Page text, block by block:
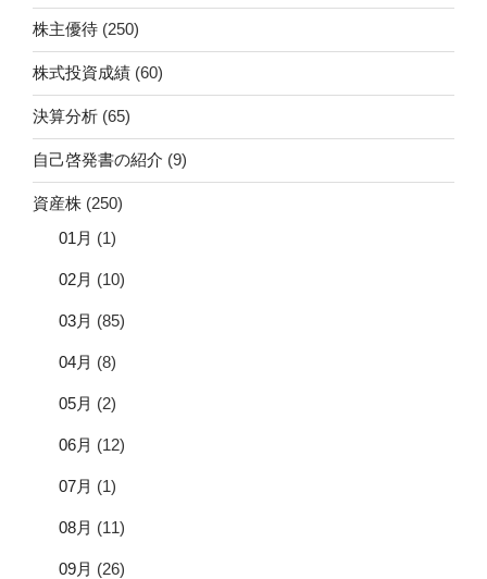
株主優待 (250)
株式投資成績 (60)
決算分析 (65)
自己啓発書の紹介 (9)
資産株 (250)
01月 (1)
02月 (10)
03月 (85)
04月 (8)
05月 (2)
06月 (12)
07月 (1)
08月 (11)
09月 (26)